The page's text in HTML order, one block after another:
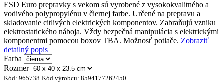
ESD Euro prepravky s vekom sú vyrobené z vysokokvalitného a
vodivého polypropylénu v čiernej farbe. Určené na prepravu a
skladovanie citlivých elektrických komponentov. Zabraňujú vzniku
elektrostatického náboja. Vždy bezpečná manipulácia s elektrickými
komponentmi pomocou boxov TBA. Možnosť potlače. Zobraziť
detailný popis
Farba
Rozmer
Kód: 965738 Kód výrobcu: 8594177262450